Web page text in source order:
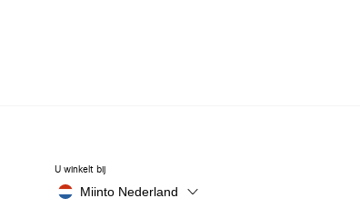
U winkelt bij
Miinto Nederland